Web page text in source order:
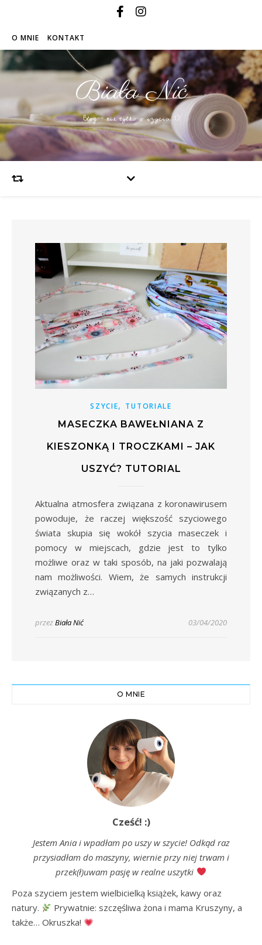
O MNIE KONTAKT
Biała Nić
Blog – nie tylko o szyciu :)
SZYCIE, TUTORIALE
MASECZKA BAWEŁNIANA Z
KIESZONKĄ I TROCZKAMI – JAK
USZYĆ? TUTORIAL
Aktualna atmosfera związana z koronawirusem
powoduje, że raczej większość szyciowego
świata skupia się wokół szycia maseczek i
pomocy w miejscach, gdzie jest to tylko
możliwe oraz w taki sposób, na jaki pozwalają
nam możliwości. Wiem, że samych instrukcji
związanych z…
przezBiała Nić 03/04/2020
O MNIE
Cześć! :)
Jestem Ania i wpadłam po uszy w szycie! Odkąd raz
przysiadłam do maszyny, wiernie przy niej trwam i
przek(ł)uwam pasję w realne uszytki
Poza szyciem jestem wielbicielką książek, kawy oraz
natury.
Prywatnie: szczęśliwa żona i mama Kruszyny, a
także… Okruszka!